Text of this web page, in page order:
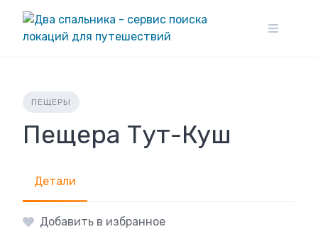
content
ПЕЩЕРЫ
Пещера Тут-Куш
Детали
Добавить в избранное